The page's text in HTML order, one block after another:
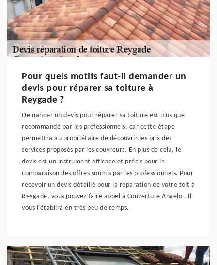
Pour quels motifs faut-il demander un
devis pour réparer sa toiture à
Reygade ?
Demander un devis pour réparer sa toiture est plus que
recommandé par les professionnels, car cette étape
permettra au propriétaire de découvrir les prix des
services proposés par les couvreurs. En plus de cela, le
devis est un instrument efficace et précis pour la
comparaison des offres soumis par les professionnels. Pour
recevoir un devis détaillé pour la réparation de votre toit à
Reygade, vous pouvez faire appel à Couverture Angelo . Il
vous l’établira en très peu de temps.